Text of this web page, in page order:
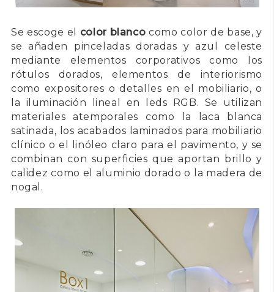
Se escoge el color blancocomo color de base, y
se añaden pinceladas doradas y azul celeste
mediante elementos corporativos como los
rótulos dorados, elementos de interiorismo
como expositores o detalles en el mobiliario, o
la iluminación lineal en leds RGB. Se utilizan
materiales atemporales como la laca blanca
satinada, los acabados laminados para mobiliario
clínico o el linóleo claro para el pavimento, y se
combinan con superficies que aportan brillo y
calidez como el aluminio dorado o la madera de
nogal.